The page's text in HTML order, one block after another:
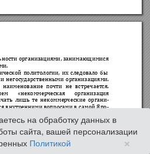
на обработку данных в
сайта, вашей персонализации
Политикой ×